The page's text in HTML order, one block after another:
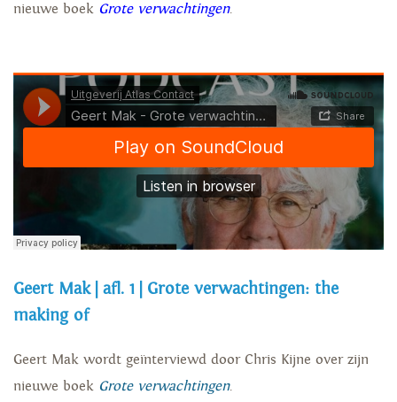
nieuwe boek Grote verwachtingen.
Geert Mak | afl. 1 | Grote verwachtingen: the
making of
Geert Mak wordt geïnterviewd door Chris Kijne over zijn
nieuwe boek Grote verwachtingen.